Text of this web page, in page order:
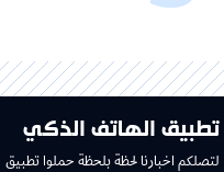
تطبيق الهاتف الذكي
لتصلكم اخبارنا لحظة بلحظة حملوا تطبيق